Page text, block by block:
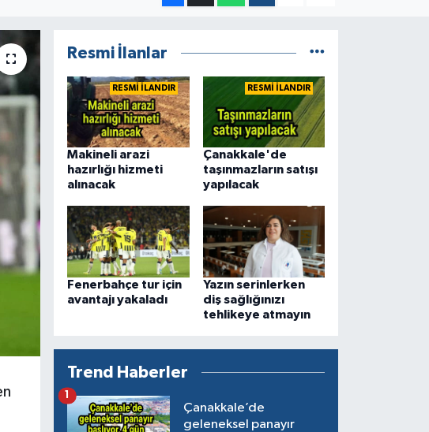
Resmi İlanlar
RESMİ İLANDIR
Makineli arazi
hazırlığı hizmeti
alınacak
RESMİ İLANDIR
Çanakkale'de
taşınmazların satışı
yapılacak
Fenerbahçe tur için
avantajı yakaladı
Yazın serinlerken
diş sağlığınızı
tehlikeye atmayın
Trend Haberler
Çanakkale’de
geleneksel panayır
1